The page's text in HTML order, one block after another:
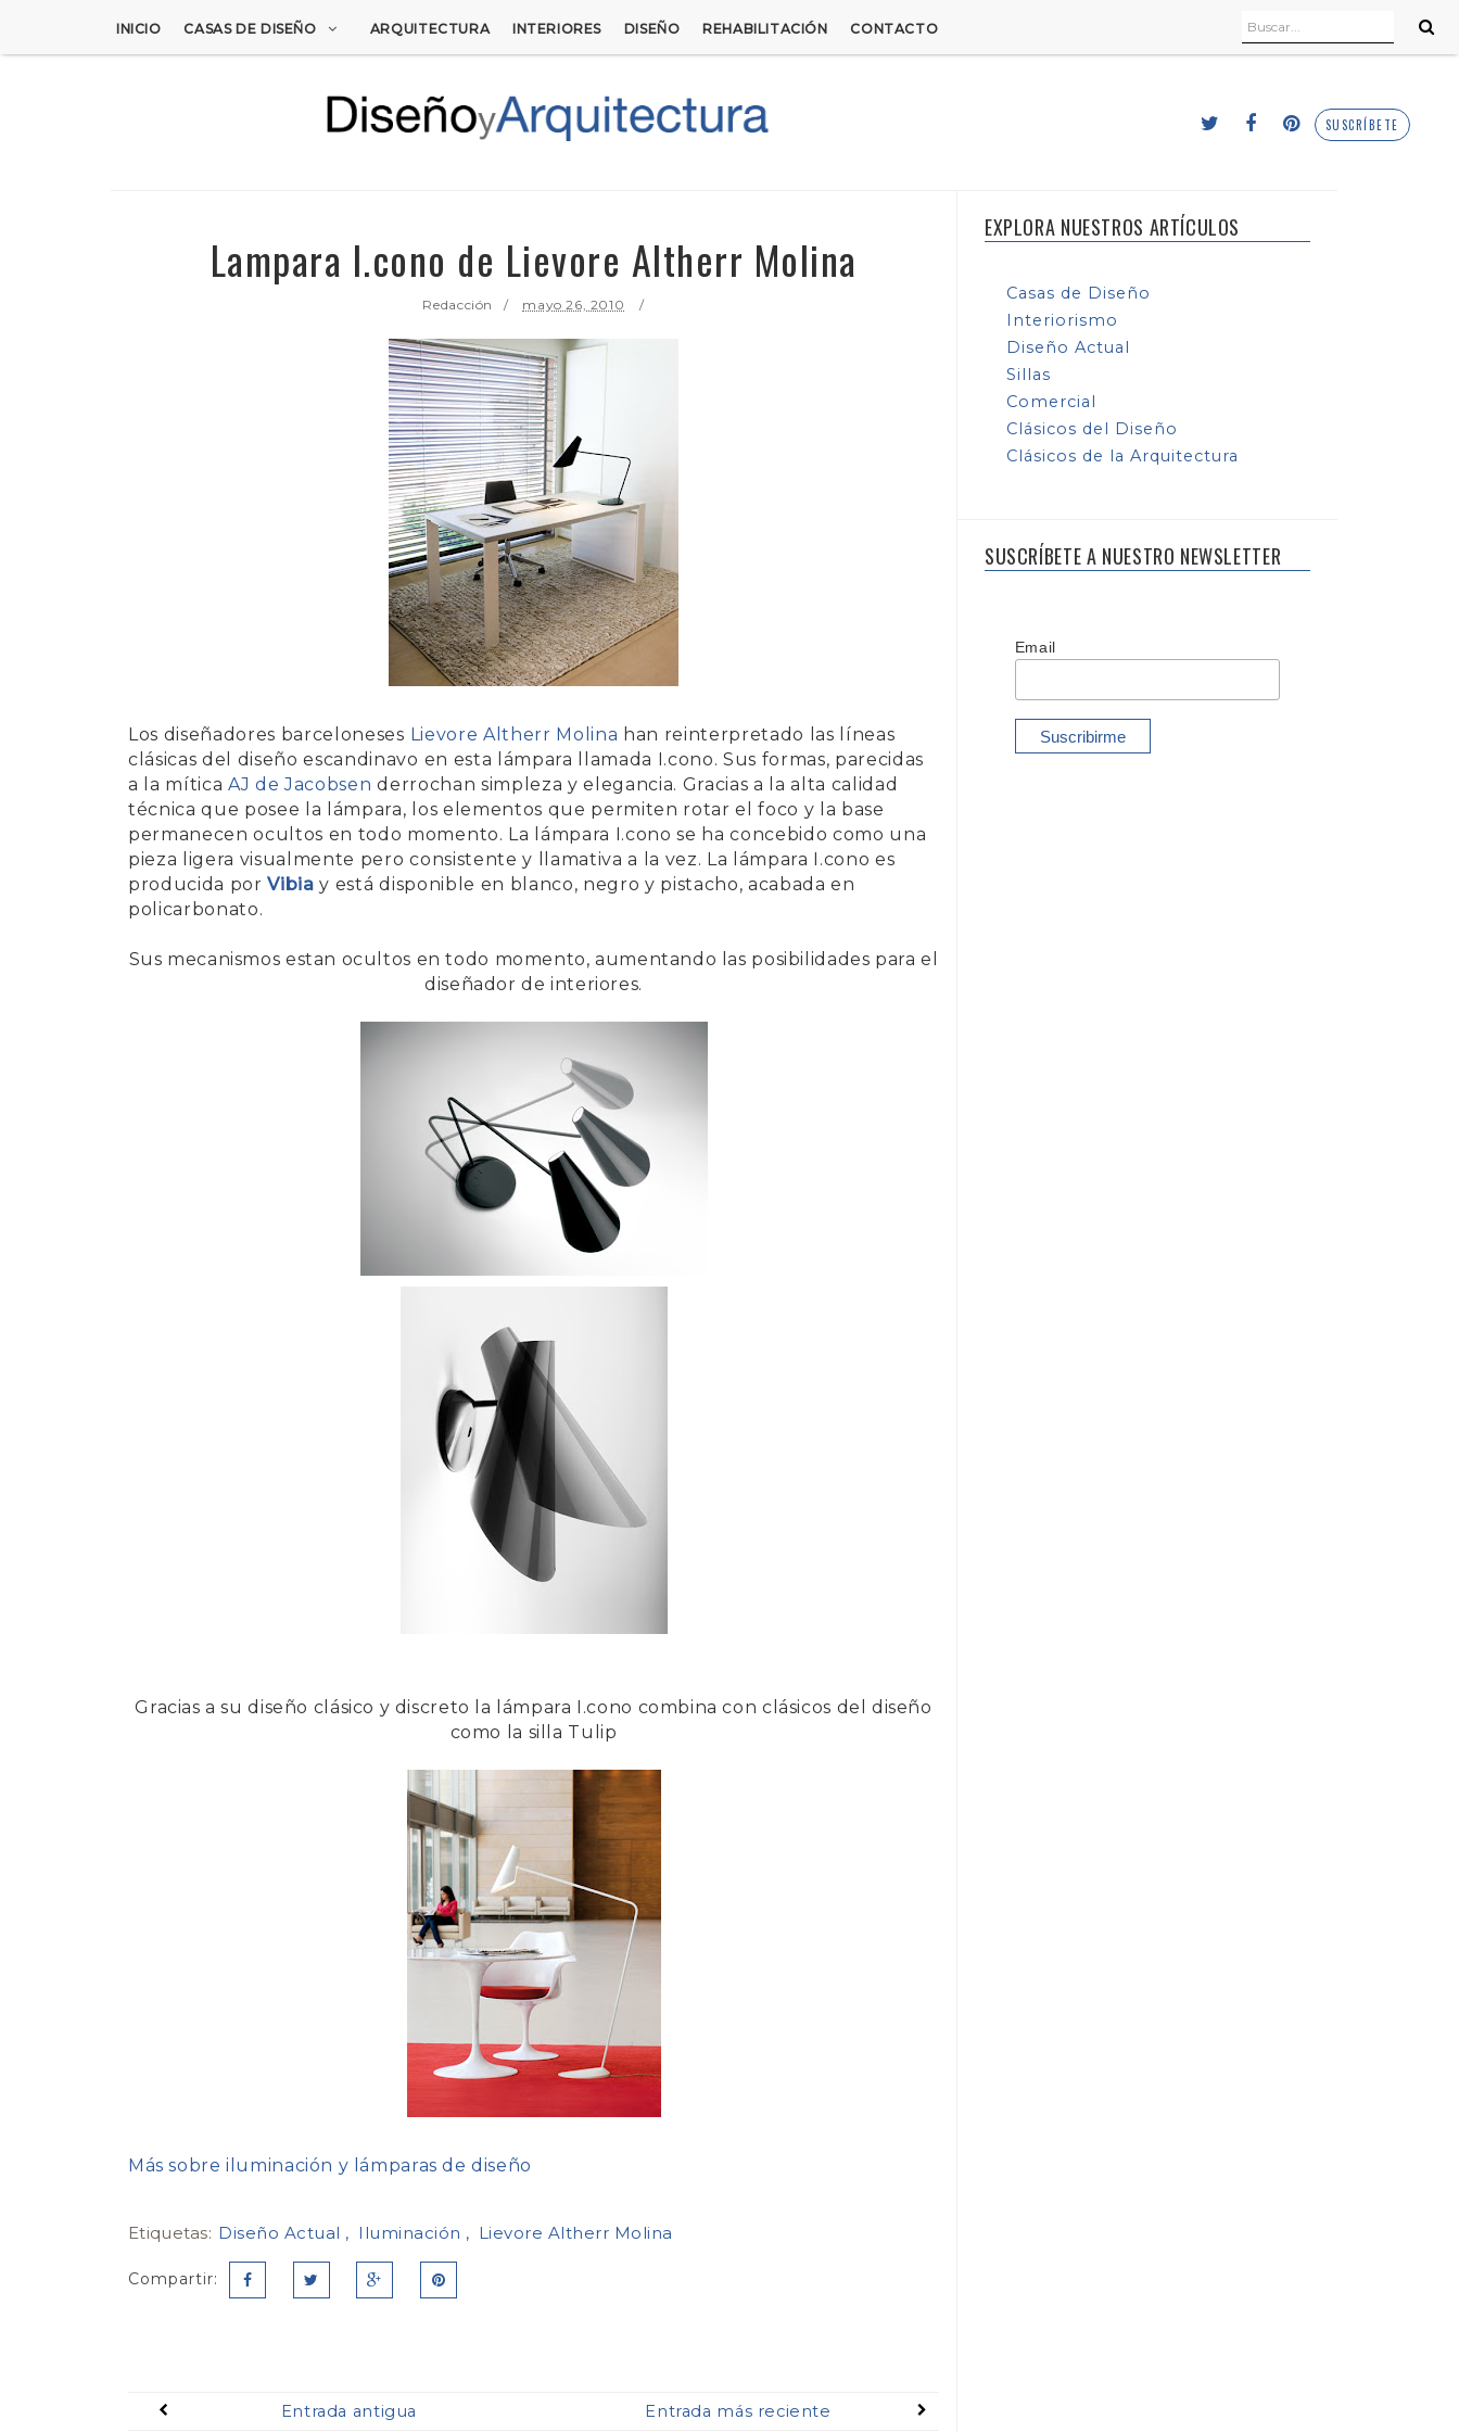
INICIO CASAS DE DISEÑO ARQUITECTURA INTERIORES DISEÑO REHABILITACIÓN CONTACTO
SUSCRÍBETE
Lampara I.cono de Lievore Altherr Molina
Redacción mayo 26, 2010
Los diseñadores barceloneses Lievore Altherr Molina han reinterpretado las líneas
clásicas del diseño escandinavo en esta lámpara llamada I.cono. Sus formas, parecidas
a la míticaAJ de Jacobsen derrochan simpleza y elegancia. Gracias a la alta calidad
técnica que posee la lámpara, los elementos que permiten rotar el foco y la base
permanecen ocultos en todo momento. La
lámpara I.cono se ha concebido como una
pieza ligera visualmente pero consistente y llamativa a la vez. La lámpara I.cono es
producida porVibia y está disponible en blanco, negro y pistacho, acabada en
policarbonato.
Sus mecanismos estan ocultos en todo momento, aumentando las posibilidades para el
diseñador de interiores.
Gracias a su diseño clásico y discreto la lámpara I.cono combina con clásicos del diseño
como la silla Tulip
Más sobre iluminación y lámparas de diseño
Etiquetas: Diseño Actual Iluminación Lievore Altherr Molina
Compartir:
Entrada más reciente
Entrada antigua
EXPLORA NUESTROS ARTÍCULOS
Casas de Diseño
Interiorismo
Diseño Actual
Sillas
Comercial
Clásicos del Diseño
Clásicos de la Arquitectura
SUSCRÍBETE A NUESTRO NEWSLETTER
Email